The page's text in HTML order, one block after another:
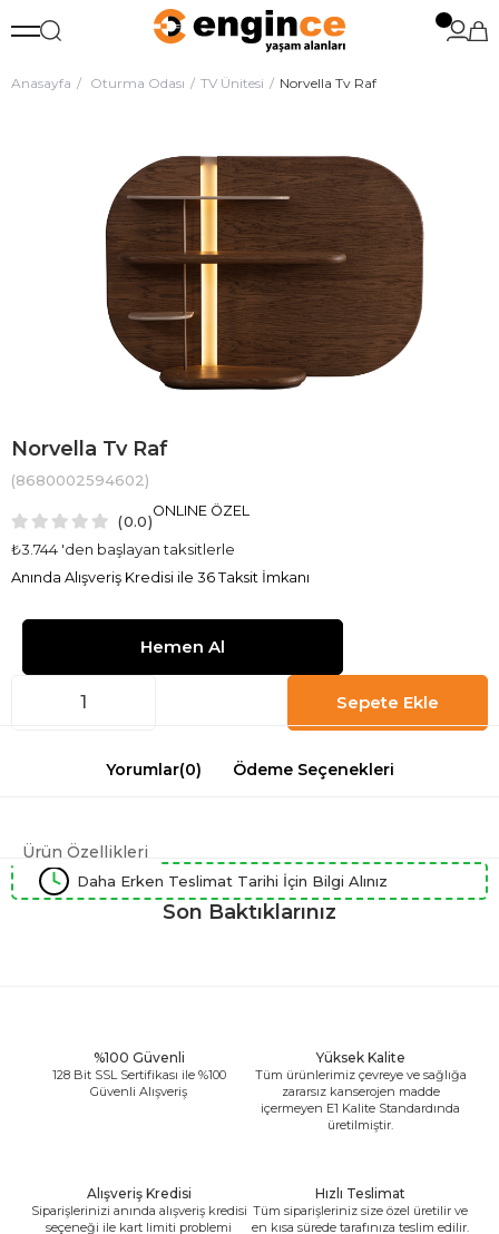
Anasayfa Oturma Odası TV Ünitesi Norvella Tv Raf
Norvella Tv Raf
(8680002594602)
0.0
₺3.744 'den başlayan taksitlerle
Anında Alışveriş Kredisi ile 36 Taksit İmkanı
ONLINE ÖZEL
Yorumlar(0) Ödeme Seçenekleri
Ürün Özellikleri
Daha Erken Teslimat Tarihi İçin Bilgi Alınız
Son Baktıklarınız
%100 Güvenli
128 Bit SSL Sertifikası ile %100
Güvenli Alışveriş
Yüksek Kalite
Tüm ürünlerimiz çevreye ve sağlığa
zararsız kanserojen madde
içermeyen E1 Kalite Standardında
üretilmiştir.
Alışveriş Kredisi
Siparişlerinizi anında alışveriş kredisi
seçeneği ile kart limiti problemi
Hızlı Teslimat
Tüm siparişleriniz size özel üretilir ve
en kısa sürede tarafınıza teslim edilir.